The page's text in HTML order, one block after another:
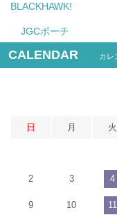
BLACKHAWK!
JGCポーチ
CALENDAR カレ
日 月 火
2 3 4
9 10 11